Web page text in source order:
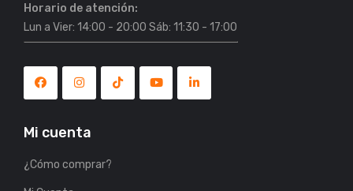
Horario de atención:
Lun a Vier: 14:00 - 20:00 Sáb: 11:30 - 17:00
Mi cuenta
¿Cómo comprar?